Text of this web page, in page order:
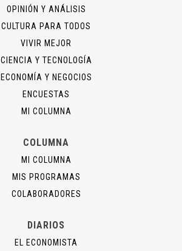
OPINIÓN Y ANÁLISIS
CULTURA PARA TODOS
VIVIR MEJOR
CIENCIA Y TECNOLOGÍA
ECONOMÍA Y NEGOCIOS
ENCUESTAS
MI COLUMNA
COLUMNA
MI COLUMNA
MIS PROGRAMAS
COLABORADORES
DIARIOS
EL ECONOMISTA